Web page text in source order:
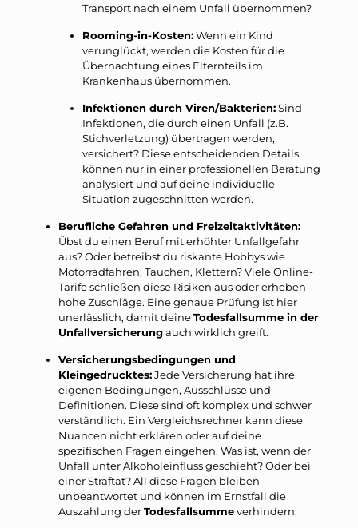
Transport nach einem Unfall übernommen?
Rooming-in-Kosten:Wenn ein Kind
verunglückt, werden die Kosten für die
Übernachtung eines Elternteils im
Krankenhaus übernommen.
Infektionen durch Viren/Bakterien:Sind
Infektionen, die durch einen Unfall (z.B.
Stichverletzung) übertragen werden,
versichert? Diese entscheidenden Details
können nur in einer professionellen Beratung
analysiert und auf deine individuelle
Situation zugeschnitten werden.
Berufliche Gefahren und Freizeitaktivitäten:
Übst du einen Beruf mit erhöhter Unfallgefahr
aus? Oder betreibst du riskante Hobbys wie
Motorradfahren, Tauchen, Klettern? Viele Online-
Tarife schließen diese Risiken aus oder erheben
hohe Zuschläge. Eine genaue Prüfung ist hier
unerlässlich, damit deineTodesfallsumme in der
Unfallversicherungauch wirklich greift.
Versicherungsbedingungen und
Kleingedrucktes:Jede Versicherung hat ihre
eigenen Bedingungen, Ausschlüsse und
Definitionen. Diese sind oft komplex und schwer
verständlich. Ein Vergleichsrechner kann diese
Nuancen nicht erklären oder auf deine
spezifischen Fragen eingehen. Was ist, wenn der
Unfall unter Alkoholeinfluss geschieht? Oder bei
einer Straftat? All diese Fragen bleiben
unbeantwortet und können im Ernstfall die
Auszahlung derTodesfallsummeverhindern.